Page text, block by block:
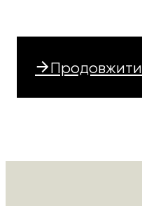
Продовжити